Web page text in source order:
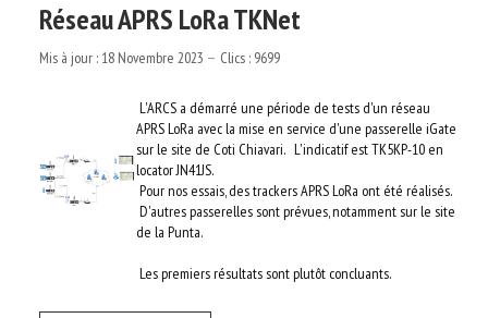
Réseau APRS LoRa TKNet
Mis à jour : 18 Novembre 2023 Clics : 9699
L'ARCS a démarré une période de tests d'un réseau
APRS LoRa avec la mise en service d'une passerelle iGate
sur le site de Coti Chiavari. L'indicatif est TK5KP-10 en
locator JN41JS.
Pour nos essais, des trackers APRS LoRa ont été réalisés.
D'autres passerelles sont prévues, notamment sur le site
de la Punta.
Les premiers résultats sont plutôt concluants.